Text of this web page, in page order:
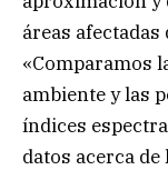
áreas
«Comparamos
ambiente y las
índices
datos acerca